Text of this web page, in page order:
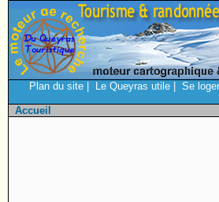
Plan du site Le Queyras utile Se
Accueil